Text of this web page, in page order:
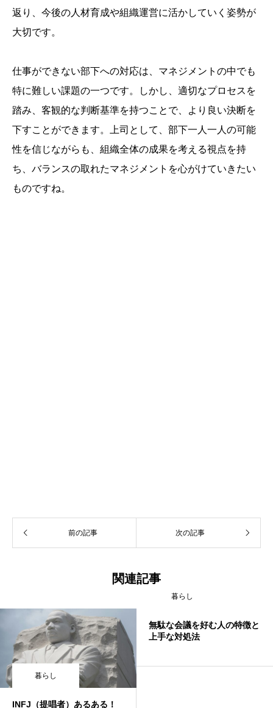
返り、今後の人材育成や組織運営に活かしていく姿勢が
大切です。
仕事ができない部下への対応は、マネジメントの中でも
特に難しい課題の一つです。しかし、適切なプロセスを
踏み、客観的な判断基準を持つことで、より良い決断を
下すことができます。上司として、部下一人一人の可能
性を信じながらも、組織全体の成果を考える視点を持
ち、バランスの取れたマネジメントを心がけていきたい
ものですね。
前の記事 次の記事
関連記事
暮らし
INFJ（提唱者）あるある！
暮らし
無駄な会議を好む人の特徴と
上手な対処法